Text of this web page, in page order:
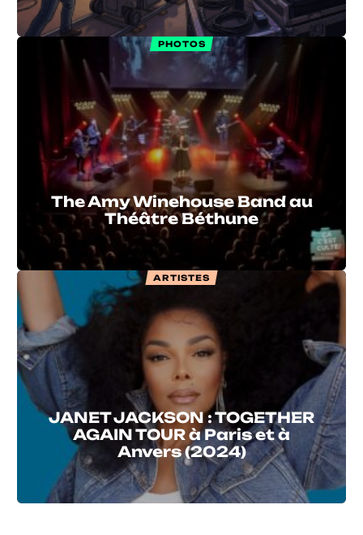
PHOTOS
The Amy Winehouse Band au
Théâtre Béthune
ARTISTES
JANET JACKSON : TOGETHER
AGAIN TOUR à Paris et à
Anvers (2024)